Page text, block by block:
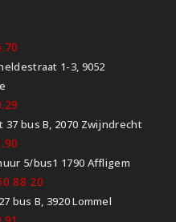
1-3, 9052
37 bus B, 2070 Zwijndrecht
5/bus1 1790 Affligem
88 20
bus B, 3920 Lommel